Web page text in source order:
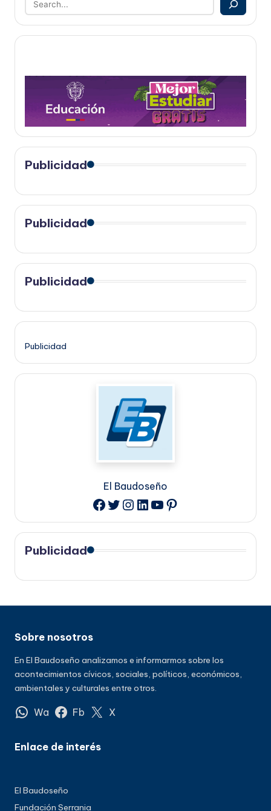
Publicidad
Publicidad
Publicidad
Publicidad
El Baudoseño
Facebook
Twitter
Instagram
LinkedIn
YouTube
Pinterest
Publicidad
Sobre nosotros
En El Baudoseño analizamos e informarmos sobre los
acontecimientos cívicos, sociales, políticos, económicos,
ambientales y culturales entre otros.
Wa Fb X
Enlace de interés
El Baudoseño
Fundación Serrania